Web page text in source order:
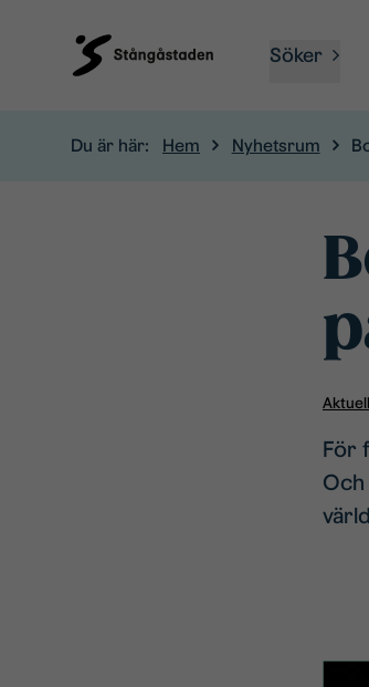
Söker
Du är här: Hem Nyhetsrum
För